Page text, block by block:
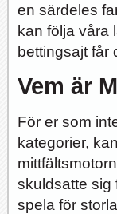
en särdeles
kan följa våra
bettingsajt får
Vem är
För er som
kategorier,
skuldsatte sig
spela för